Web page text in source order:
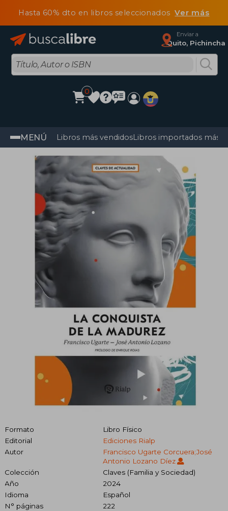
Hasta 60% dto en libros seleccionadosVer más
Enviar a
Quito, Pichincha
0
MENÚ Libros más vendidosLibros importados más
Formato
Libro Físico
Editorial
Ediciones Rialp
Autor
Francisco Ugarte Corcuera;José
Antonio Lozano Díez
Colección
Claves (Familia y Sociedad)
Año
2024
Idioma
Español
N° páginas
222